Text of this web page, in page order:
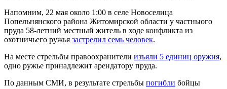
Напомним, 22 мая около 1:00 в селе Новоселица
Попельнянского района Житомирской области у частныого
пруда 58-летний ​местный житель в ходе конфликта из
охотничьего ружья застрелил семь человек.
На месте стрельбы правоохранители изъяли 5 единиц оружия,
одно ружье принадлежит арендатору пруда.
По данным СМИ, в результате стрельбы погибли бойцы